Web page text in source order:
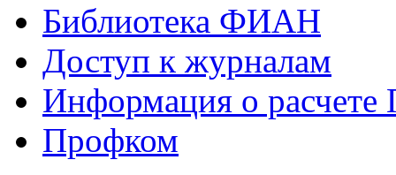
Библиотека ФИАН
Доступ к журналам
Информация о
Профком